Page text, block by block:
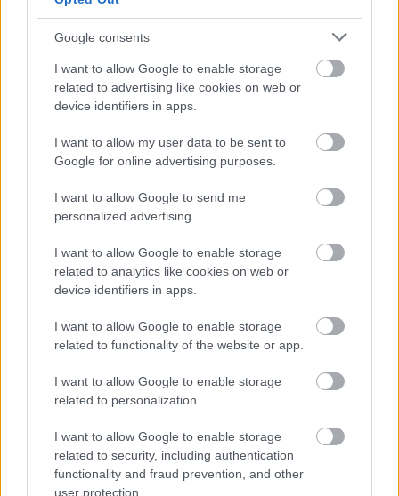
Google consents
I want to allow Google to enable storage
related to advertising like cookies on web or
device identifiers in apps.
I want to allow my user data to be sent to
Google for online advertising purposes.
I want to allow Google to send me
personalized advertising.
I want to allow Google to enable storage
related to analytics like cookies on web or
device identifiers in apps.
I want to allow Google to enable storage
related to functionality of the website or app.
I want to allow Google to enable storage
related to personalization.
I want to allow Google to enable storage
related to security, including authentication
functionality and fraud prevention, and other
user protection.
Súlyos hiányosságra derült fény a
A nap végén Norris nem is próbálta szépíteni a
történteket. "Egyszerűen nehéz napom volt, nem
éreztem magam jól az autóban. Hiányoznak azok
az érzések, amik tavaly megvoltak itt. Rengeteg
dolgon kell még javítanunk. Oscar gyors volt, így
nincs mire panaszkodnom azon kívül, hogy nem
pilóta.
Anthony Davidson, korábbi F1-es versenyző és a
Sky Sports szakértője részletesen elemezte Norris
problémáit.
"Láthatóan nincs megelégedve, de Landóra